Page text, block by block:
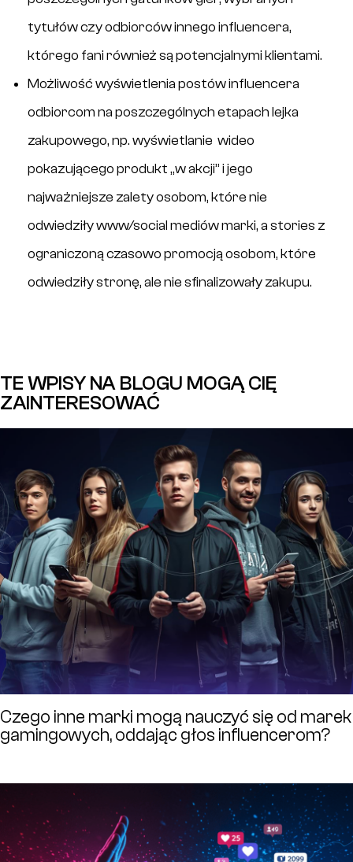
tytułów czy odbiorców innego influencera,
którego fani również są potencjalnymi klientami.
Możliwość wyświetlenia postów influencera
odbiorcom na poszczególnych etapach lejka
zakupowego, np. wyświetlanie wideo
pokazującego produkt „w akcji” i jego
najważniejsze zalety osobom, które nie
odwiedziły www/social mediów marki, a stories z
ograniczoną czasowo promocją osobom, które
odwiedziły stronę, ale nie sfinalizowały zakupu.
TE WPISY NA BLOGU MOGĄ CIĘ
ZAINTERESOWAĆ
Czego inne marki mogą nauczyć się od marek
gamingowych, oddając głos influencerom?